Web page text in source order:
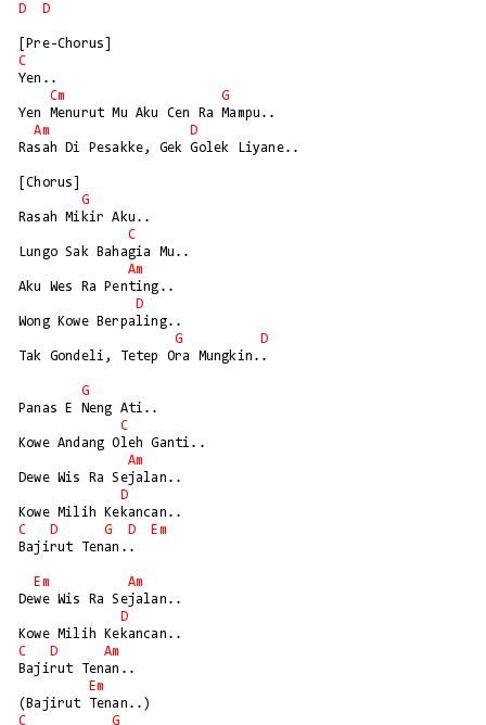
D
D
C
Yen..
Cm
G
Yen Menurut Mu Aku Cen Ra Mampu..
Am
D
Rasah Di Pesakke, Gek Golek Liyane..
[Chorus]
G
Rasah Mikir Aku..
C
Lungo Sak Bahagia Mu..
Am
Aku Wes Ra Penting..
D
Wong Kowe Berpaling..
G
D
Tak Gondeli, Tetep Ora Mungkin..
G
Panas E Neng Ati..
C
Kowe Andang Oleh Ganti..
Am
Dewe Wis Ra Sejalan..
D
C
D G D
Em
Bajirut Tenan..
Em
Am
Dewe Wis Ra Sejalan..
D
C
D
Am
Bajirut Tenan..
Em
C
G